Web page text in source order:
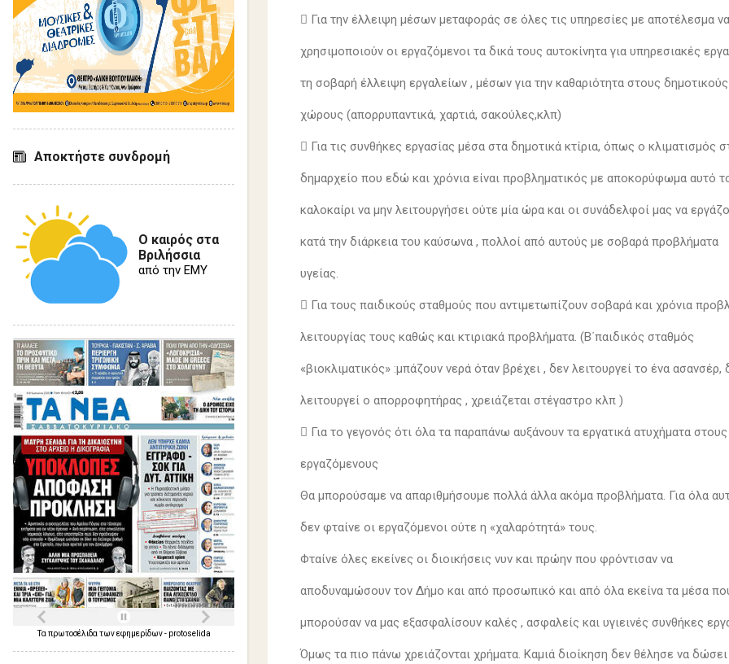
 Για την έλλειψη μέσων μεταφοράς σε όλες τις υπηρεσίες με αποτέλεσμα να
χρησιμοποιούν οι εργαζόμενοι τα δικά τους αυτοκίνητα για υπηρεσιακές
τη σοβαρή έλλειψη εργαλείων , μέσων για την καθαριότητα στους δημοτικούς
χώρους (απορρυπαντικά, χαρτιά, σακούλες,κλπ)
 Για τις συνθήκες εργασίας μέσα στα δημοτικά κτίρια, όπως ο κλιματισμός
δημαρχείο που εδώ και χρόνια είναι προβληματικός με αποκορύφωμα αυτό
καλοκαίρι να μην λειτουργήσει ούτε μία ώρα και οι συνάδελφοί μας να
κατά την διάρκεια του καύσωνα , πολλοί από αυτούς με σοβαρά προβλήματα
υγείας.
 Για τους παιδικούς σταθμούς που αντιμετωπίζουν σοβαρά και χρόνια
λειτουργίας τους καθώς και κτιριακά προβλήματα. (Β΄παιδικός σταθμός
«βιοκλιματικός» :μπάζουν νερά όταν βρέχει , δεν λειτουργεί το ένα ασανσέρ,
λειτουργεί ο απορροφητήρας , χρειάζεται στέγαστρο κλπ )
 Για το γεγονός ότι όλα τα παραπάνω αυξάνουν τα εργατικά ατυχήματα στους
εργαζόμενους
Θα μπορούσαμε να απαριθμήσουμε πολλά άλλα ακόμα προβλήματα. Για όλα
δεν φταίνε οι εργαζόμενοι ούτε η «χαλαρότητά» τους.
Φταίνε όλες εκείνες οι διοικήσεις νυν και πρώην που φρόντισαν να
αποδυναμώσουν τον Δήμο και από προσωπικό και από όλα εκείνα τα μέσα
μπορούσαν να μας εξασφαλίσουν καλές , ασφαλείς και υγιεινές συνθήκες
Όμως τα πιο πάνω χρειάζονται χρήματα. Καμιά διοίκηση δεν θέλησε να
Αποκτήστε συνδρομή
Ο καιρός στα
Βριλήσσια
από την ΕΜΥ
Τα πρωτοσέλιδα τωνεφημερίδων- protoselida